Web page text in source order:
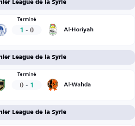
League de la Syrie
Terminé
1 - 0 Al-Horiyah
League de la Syrie
Terminé
0 - 1 Al-Wahda
League de la Syrie